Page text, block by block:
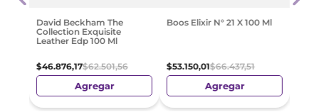
David Beckham The
Collection Exquisite
Leather Edp 100 Ml
$46.876,17$62.501,56
Agregar
Boos Elixir N° 21 X 100 Ml
$53.150,01$66.437,51
Agregar